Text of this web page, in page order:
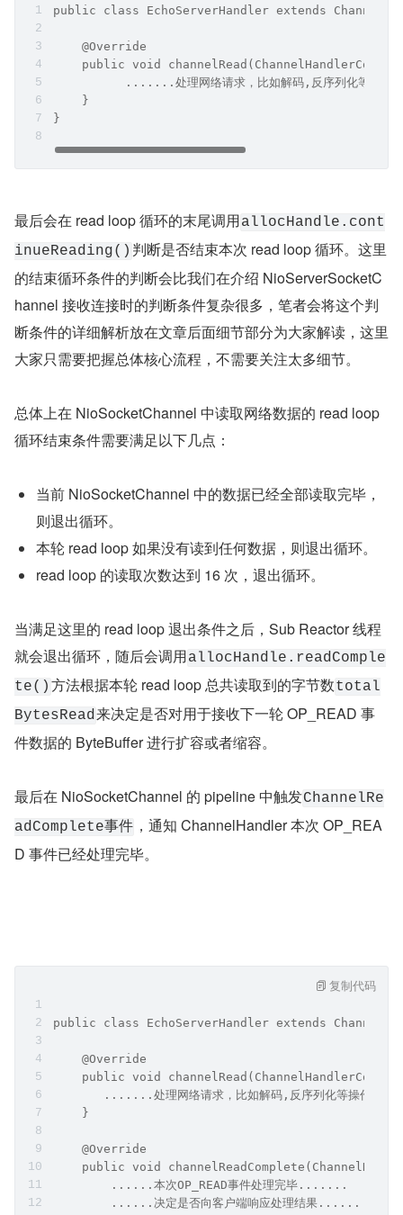
lastBytesRead < 0：表示客户端主动发起了连接
关闭流程，Netty 开始连接关闭处理流程。这个和本文
的主旨无关，我们先不用管。后面笔者会专门用一篇文
章来详解关闭流程。
：表示当前 NioSocketChannel
P_READ 事件圆满处理完毕，可以开开心心的退出 rea
d loop。
当lastBytesRead > 0：表示在本次 read loop 中从
NioSocketChannel 中读取到了数据，会在 NioSocketC
hannel 的 pipeline 中触发 ChannelRead 事件。进而在
pipeline 中负责 IO 处理的 ChannelHandelr 中响应，处
public class EchoServerHandler extends
    @Override
public void
.......处理网络请求，比如解码,反序列化等操作
    }
最后会在 read loop 循环的末尾调用allocHandle.cont
inueReading()判断是否结束本次 read loop 循环。这里
大家只需要把握总体核心流程，不需要关注太多细节。
总体上在 NioSocketChannel 中读取网络数据的 read loop
循环结束条件需要满足以下几点：
当前 NioSocketChannel 中的数据已经全部读取完毕，
则退出循环。
本轮 read loop 如果没有读到任何数据，则退出循环。
read loop 的读取次数达到 16 次，退出循环。